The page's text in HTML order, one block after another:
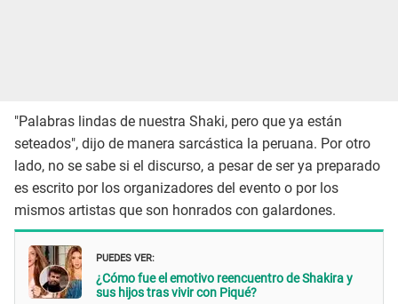
"Palabras lindas de nuestra Shaki, pero que ya están
seteados", dijo de manera sarcástica la peruana. Por otro
lado, no se sabe si el discurso, a pesar de ser ya preparado
es escrito por los organizadores del evento o por los
mismos artistas que son honrados con galardones.
PUEDES VER:
¿Cómo fue el emotivo reencuentro de Shakira y
sus hijos tras vivir con Piqué?